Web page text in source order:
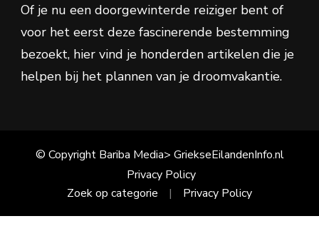
Of je nu een doorgewinterde reiziger bent of
voor het eerst deze fascinerende bestemming
bezoekt, hier vind je honderden artikelen die je
helpen bij het plannen van je droomvakantie.
© Copyright Bariba Media> GriekseEilandenInfo.nl
Privacy Policy
Zoek op categorie
Privacy Policy